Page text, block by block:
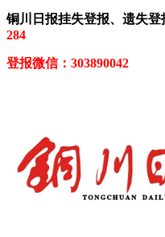
铜川日报挂失登报、遗失登
284
登报微信：303890042